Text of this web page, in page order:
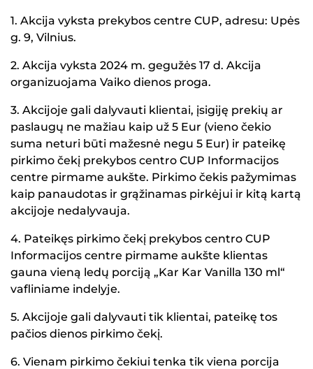
1. Akcija vyksta prekybos centre CUP, adresu: Upės
g. 9, Vilnius.
2. Akcija vyksta 2024 m. gegužės 17 d. Akcija
organizuojama Vaiko dienos proga.
3. Akcijoje gali dalyvauti klientai, įsigiję prekių ar
paslaugų ne mažiau kaip už 5 Eur (vieno čekio
suma neturi būti mažesnė negu 5 Eur) ir pateikę
pirkimo čekį prekybos centro CUP Informacijos
centre pirmame aukšte. Pirkimo čekis pažymimas
kaip panaudotas ir grąžinamas pirkėjui ir kitą kartą
akcijoje nedalyvauja.
4. Pateikęs pirkimo čekį prekybos centro CUP
Informacijos centre pirmame aukšte klientas
gauna vieną ledų porciją „Kar Kar Vanilla 130 ml“
vafliniame indelyje.
5. Akcijoje gali dalyvauti tik klientai, pateikę tos
pačios dienos pirkimo čekį.
6. Vienam pirkimo čekiui tenka tik viena porcija